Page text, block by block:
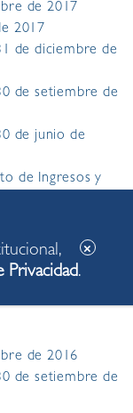
de 2017
2017
de diciembre de
de setiembre de
de junio de
de Ingresos y
de Ingresos y
de Ingresos y
de 2016
de setiembre de
Privacidad.